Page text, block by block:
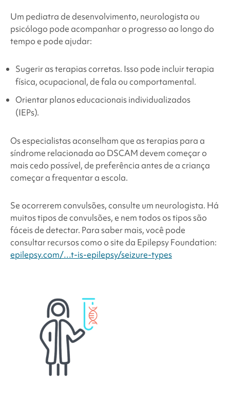
Um pediatra de desenvolvimento, neurologista ou
psicólogo pode acompanhar o progresso ao longo do
tempo e pode ajudar:
Sugerir as terapias corretas. Isso pode incluir terapia
física, ocupacional, de fala ou comportamental.
Orientar planos educacionais individualizados
(IEPs).
Os especialistas aconselham que as terapias para a
síndrome relacionada ao DSCAM devem começar o
mais cedo possível, de preferência antes de a criança
começar a frequentar a escola.
Se ocorrerem convulsões, consulte um neurologista. Há
muitos tipos de convulsões, e nem todos os tipos são
fáceis de detectar. Para saber mais, você pode
consultar recursos como o site da Epilepsy Foundation:
epilepsy.com/…t-is-epilepsy/seizure-types